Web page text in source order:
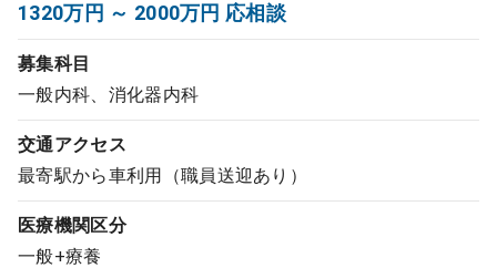
成功事例
転職ノウハウ
受付時間 9:00 ～ 18:00
0120-337-613
1320万円 ～ 2000万円 応相談
募集科目
一般内科、消化器内科
交通アクセス
最寄駅から車利用（職員送迎あり）
医療機関区分
一般+療養